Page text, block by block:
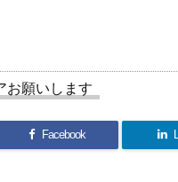
お願いします
Facebook